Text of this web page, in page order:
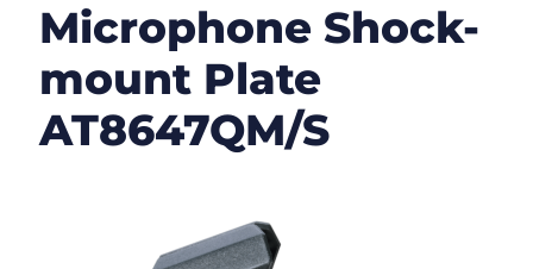
Microphone Shock-
mount Plate
AT8647QM/S